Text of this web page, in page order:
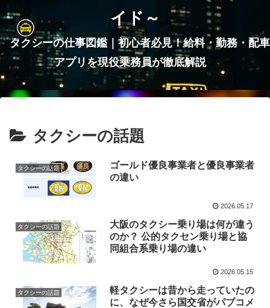
イド～
タクシーの仕事図鑑｜初心者必見！給料・勤務・配車
アプリを現役乗務員が徹底解説
タクシーの話題
タクシーの話題
ゴールド優良事業者と優良事業者
の違い
2026.05.17
タクシーの話題
大阪のタクシー乗り場は何が違う
のか？ 公的タクセン乗り場と協
同組合系乗り場の違い
2026.05.15
タクシーの話題
軽タクシーは昔から走っていたの
に、なぜ今さら国交省がパブコメ